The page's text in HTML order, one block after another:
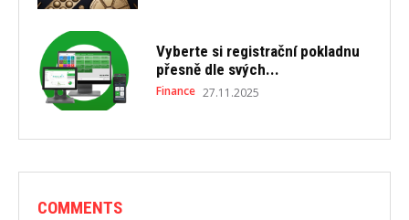
Vyberte si registrační pokladnu
přesně dle svých...
Finance 27.11.2025
COMMENTS